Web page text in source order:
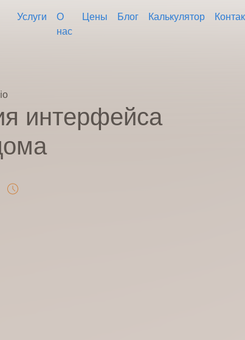
Услуги
О
нас
Цены Блог Калькулятор
интерфейса
Ваше имя